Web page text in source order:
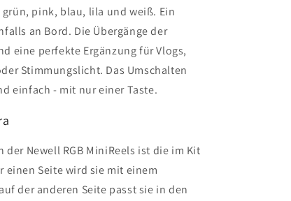
pink, blau, lila und weiß. Ein
an Bord. Die Übergänge der
eine perfekte Ergänzung für Vlogs,
Stimmungslicht. Das Umschalten
einfach - mit nur einer Taste.
Newell RGB MiniReels ist die im Kit
Seite wird sie mit einem
der anderen Seite passt sie in den